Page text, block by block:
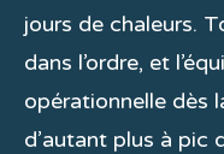
jours de chaleurs.
dans l’ordre, et
opérationnelle dès
d’autant plus à pic